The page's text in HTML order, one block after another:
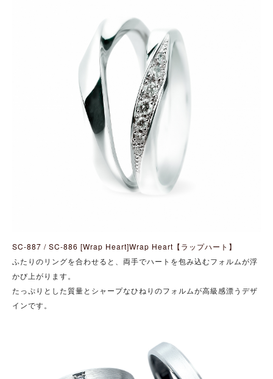
SC-887 / SC-886 [Wrap Heart]Wrap Heart【ラップハート】
ふたりのリングを合わせると、両手でハートを包み込むフォルムが浮
かび上がります。
たっぷりとした質量とシャープなひねりのフォルムが高級感漂うデザ
インです。